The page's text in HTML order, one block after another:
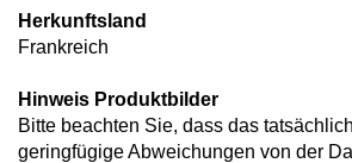
Herkunftsland
Frankreich
Hinweis Produktbilder
Bitte beachten Sie, dass das
geringfügige Abweichungen von der